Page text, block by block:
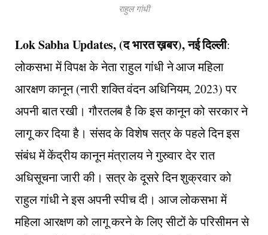
राहुल गांधी
Lok Sabha Updates, (द भारत ख़बर), नई दिल्ली:
लोकसभा में विपक्ष के नेता राहुल गांधी ने आज महिला
आरक्षण कानून (नारी शक्ति वंदन अधिनियम, 2023) पर
अपनी बात रखी। गौरतलब है कि इस कानून को सरकार ने
लागू कर दिया है। संसद के विशेष सत्र के पहले दिन इस
संबंध में केंद्रीय कानून मंत्रालय ने गुरुवार देर रात
अधिसूचना जारी की। सत्र के दूसरे दिन शुक्रवार को
राहुल गांधी ने इस अपनी स्पीच दी। आज लोकसभा में
महिला आरक्षण को लागू करने के लिए सीटों के परिसीमन से